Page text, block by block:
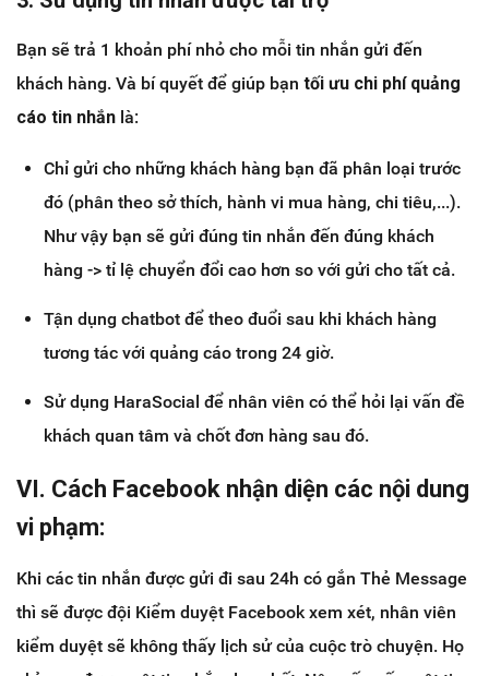
Bạn sẽ trả 1 khoản phí nhỏ cho mỗi tin nhắn gửi đến
khách hàng. Và bí quyết để giúp bạn tối ưu chi phí quảng
cáo tin nhắn là:
Chỉ gửi cho những khách hàng bạn đã phân loại trước
đó (phân theo sở thích, hành vi mua hàng, chi tiêu,...).
Như vậy bạn sẽ gửi đúng tin nhắn đến đúng khách
hàng -> tỉ lệ chuyển đổi cao hơn so với gửi cho tất cả.
Tận dụng chatbot để theo đuổi sau khi khách hàng
tương tác với quảng cáo trong 24 giờ.
Sử dụng HaraSocial để nhân viên có thể hỏi lại vấn đề
khách quan tâm và chốt đơn hàng sau đó.
VI. Cách Facebook nhận diện các nội dung
vi phạm:
Khi các tin nhắn được gửi đi sau 24h có gắn Thẻ Message
thì sẽ được đội Kiểm duyệt Facebook xem xét, nhân viên
kiểm duyệt sẽ không thấy lịch sử của cuộc trò chuyện. Họ